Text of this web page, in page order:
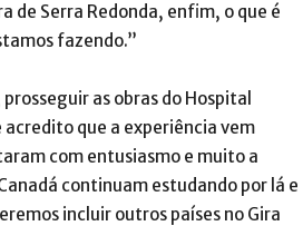
Serra Redonda, enfim, o que é
fazendo.”
as obras do Hospital
que a experiência vem
com entusiasmo e muito a
continuam estudando por lá e
incluir outros países no Gira